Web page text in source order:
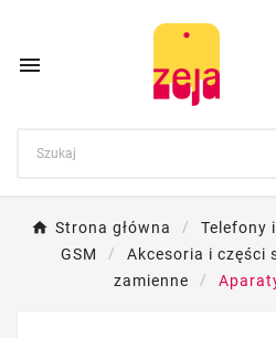

Strona główna Telefony
GSM
Akcesoria i części
zamienne